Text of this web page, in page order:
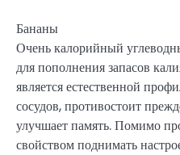
Бананы
Очень калорийный
для пополнения запасов
является естественной
сосудов, противостоит
улучшает память. Помимо
свойством поднимать